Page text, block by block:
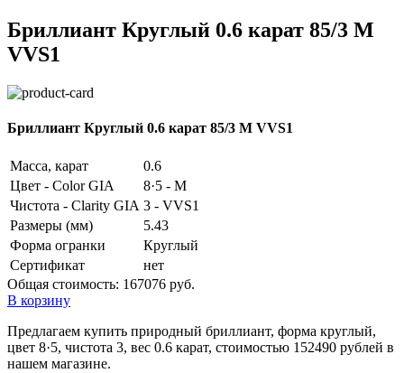
Бриллиант Круглый 0.6 карат 85/3 M
VVS1
Бриллиант Круглый 0.6 карат 85/3 M VVS1
Масса, карат
0.6
Цвет - Color GIA
8·5 - M
Чистота - Clarity GIA 3 - VVS1
Размеры (мм)
5.43
Форма огранки
Круглый
Сертификат
нет
Общая стоимость: 167076 руб.
В корзину
Предлагаем купить природный бриллиант, форма круглый,
цвет 8·5, чистота 3, вес 0.6 карат, стоимостью 152490 рублей в
нашем магазине.